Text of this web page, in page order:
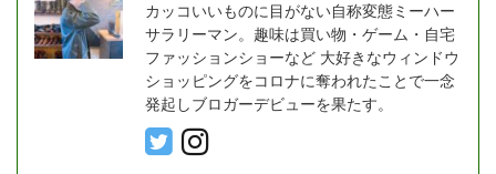
カッコいいものに目がない自称変態ミーハー
サラリーマン。趣味は買い物・ゲーム・自宅
ファッションショーなど 大好きなウィンドウ
ショッピングをコロナに奪われたことで一念
発起しブロガーデビューを果たす。